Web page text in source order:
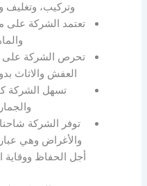
وتركيب، وتغليف
تعتمد الشركة على
تحرص الشركة على
العفش والاثاث
تسهل الشركة
توفر الشركة
والأغراض وهي
أجل الحفاظ ووقاية